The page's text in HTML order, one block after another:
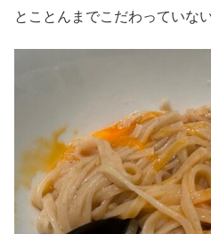
とことんまでこだわっていな